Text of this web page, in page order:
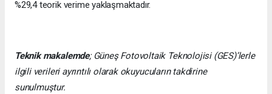
%29,4 teorik verime yaklaşmaktadır.
Teknik makalemde; Güneş Fotovoltaik Teknolojisi (GES)’lerle
ilgili verileri ayrıntılı olarak okuyucuların takdirine
sunulmuştur.